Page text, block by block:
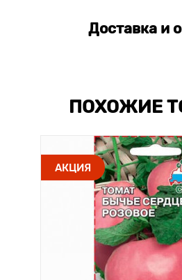
Доставка и
ПОХОЖИЕ
АКЦИЯ